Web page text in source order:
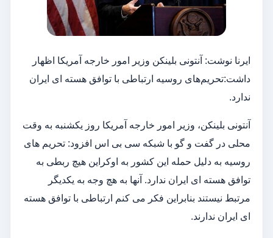
ایرنا نوشت: آنتونی بلینکن وزیر امور خارجه آمریکا اظهار
داشت:تحریم‌های روسیه ارتباطی با توافق هسته ای ایران
ندارد.
آنتونی بلینکن، وزیر امور خارجه آمریکا روز یکشنبه به وقت
محلی در گفت و گو با شبکه سی بی اس افزود: تحریم های
روسیه به دلیل حمله این کشور به اوکراین هیچ ربطی به
توافق هسته ای ایران ندارد. آنها به هچ وجه به یکدیگر
مرتبط نیستند بنابراین فکر می کنم ارتباطی با توافق هسته
ای ایران ندارند.